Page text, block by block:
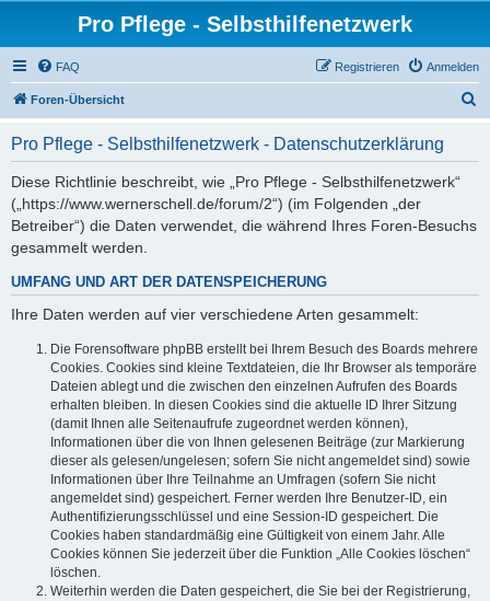
Pro Pflege - Selbsthilfenetzwerk
FAQ Anmelden
Registrieren
Foren-Übersicht
Pro Pflege - Selbsthilfenetzwerk - Datenschutzerklärung
Diese Richtlinie beschreibt, wie „Pro Pflege - Selbsthilfenetzwerk“
(„https://www.wernerschell.de/forum/2“) (im Folgenden „der
Betreiber“) die Daten verwendet, die während Ihres Foren-Besuchs
gesammelt werden.
UMFANG UND ART DER DATENSPEICHERUNG
Ihre Daten werden auf vier verschiedene Arten gesammelt:
Die Forensoftware phpBB erstellt bei Ihrem Besuch des Boards mehrere
Cookies. Cookies sind kleine Textdateien, die Ihr Browser als temporäre
Dateien ablegt und die zwischen den einzelnen Aufrufen des Boards
erhalten bleiben. In diesen Cookies sind die aktuelle ID Ihrer Sitzung
(damit Ihnen alle Seitenaufrufe zugeordnet werden können),
Informationen über die von Ihnen gelesenen Beiträge (zur Markierung
dieser als gelesen/ungelesen; sofern Sie nicht angemeldet sind) sowie
Informationen über Ihre Teilnahme an Umfragen (sofern Sie nicht
angemeldet sind) gespeichert. Ferner werden Ihre Benutzer-ID, ein
Authentifizierungsschlüssel und eine Session-ID gespeichert. Die
Cookies haben standardmäßig eine Gültigkeit von einem Jahr. Alle
Cookies können Sie jederzeit über die Funktion „Alle Cookies löschen“
löschen.
Weiterhin werden die Daten gespeichert, die Sie bei der Registrierung,